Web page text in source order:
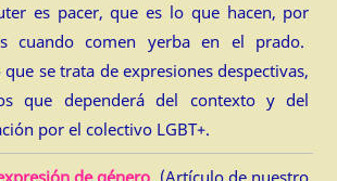
es pacer, que es lo que hacen, por
cuando comen yerba en el prado.
se trata de expresiones despectivas,
que dependerá del contexto y del
por el colectivo LGBT+.
de género (Artículo de nuestro